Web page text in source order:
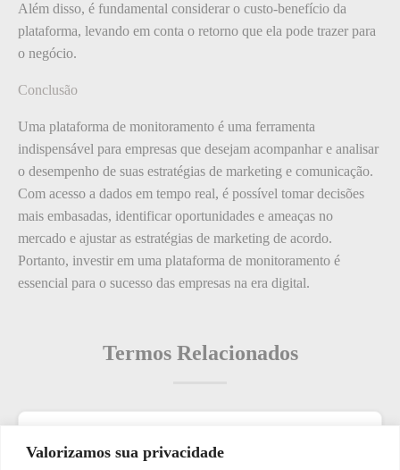
Valorizamos sua privacidade
Além disso, é fundamental considerar o custo-benefício da
plataforma, levando em conta o retorno que ela pode trazer para
o negócio.
Conclusão
Uma plataforma de monitoramento é uma ferramenta
indispensável para empresas que desejam acompanhar e analisar
o desempenho de suas estratégias de marketing e comunicação.
Com acesso a dados em tempo real, é possível tomar decisões
mais embasadas, identificar oportunidades e ameaças no
mercado e ajustar as estratégias de marketing de acordo.
Portanto, investir em uma plataforma de monitoramento é
essencial para o sucesso das empresas na era digital.
Termos Relacionados